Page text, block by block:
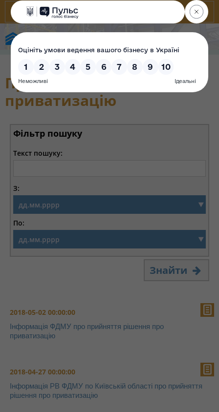
Прийнято рішення про
приватизацію
Фільтр пошуку
Текст пошуку:
З:
По:
Знайти
2018-05-02 00:00:00
Інформація ФДМУ про прийняття рішення про
приватизацію
2018-04-27 00:00:00
Інформація РВ ФДМУ по Київській області про прийняття
рішення про приватизацію